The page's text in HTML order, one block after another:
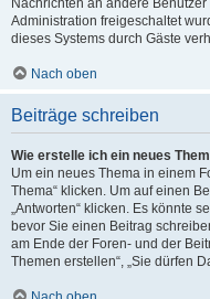
Nachrichten an andere
Administration freigeschaltet
dieses Systems durch Gäste
Nach oben
Beiträge schreiben
Wie erstelle ich ein neues
Um ein neues Thema in einem
Thema“ klicken. Um auf einen
„Antworten“ klicken. Es könnte
bevor Sie einen Beitrag
am Ende der Foren- und der
Themen erstellen“, „Sie dürfen